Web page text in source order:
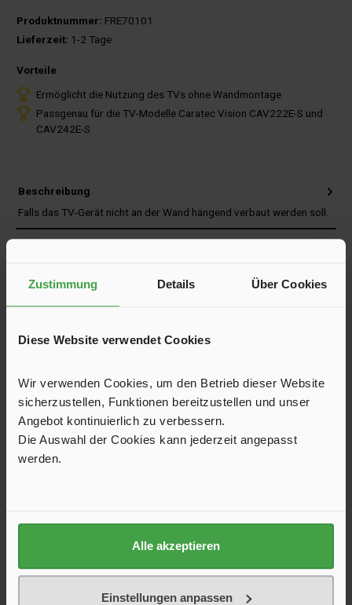
Zustimmung Details Über Cookies
Diese Website verwendet Cookies
Wir verwenden Cookies, um den Betrieb dieser Website
sicherzustellen, Funktionen bereitzustellen und unser
Angebot kontinuierlich zu verbessern.
Die Auswahl der Cookies kann jederzeit angepasst
werden.
Alle akzeptieren
Einstellungen anpassen
Produktnummer: FRE70101
Lieferzeit: 1-2 Tage
Vorteile
Ermöglicht die Nutzung des TVs ohne Wandmontage
Passgenau für die TV-Modelle Caratec Vision CAV222E-S und
CAV242E-S
Beschreibung
Falls das TV-Gerät nicht an der Wand hängend verbaut werden soll.
Bewertungen
Versand und FAQ
Unser Shop ist hervorragend bewertet
Produkte. Die Bewertungen sind echt und stammen von
verifizierten Käufern – für maximale Transparenz und